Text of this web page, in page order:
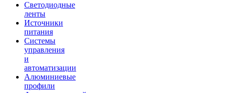
Светодиодные
ленты
Источники
питания
Системы
управления
и
автоматизации
Алюминиевые
профили